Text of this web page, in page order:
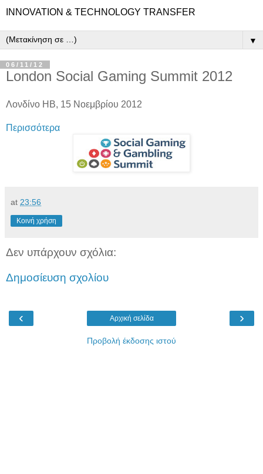
INNOVATION & TECHNOLOGY TRANSFER
▼
06/11/12
London Social Gaming Summit 2012
Λονδίνο ΗΒ, 15 Νοεμβρίου 2012
Περισσότερα
at 23:56
Κοινή χρήση
Δεν υπάρχουν σχόλια:
Δημοσίευση σχολίου
‹ ›
Αρχική σελίδα
Προβολή έκδοσης ιστού